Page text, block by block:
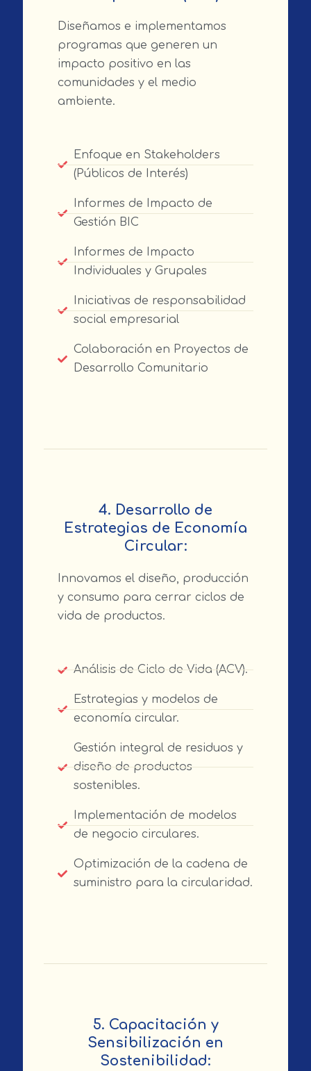
Diseñamos e implementamos
programas que generen un
impacto positivo en las
comunidades y el medio
ambiente.
Enfoque en Stakeholders
(Públicos de Interés)
Informes de Impacto de
Gestión BIC
Informes de Impacto
Individuales y Grupales
Iniciativas de responsabilidad
social empresarial
Colaboración en Proyectos de
Desarrollo Comunitario
4. Desarrollo de
Estrategias de Economía
Circular:
Innovamos el diseño, producción
y consumo para cerrar ciclos de
vida de productos.
Análisis de Ciclo de Vida (ACV).
Estrategias y modelos de
economía circular.
Gestión integral de residuos y
diseño de productos
sostenibles.
Implementación de modelos
de negocio circulares.
Optimización de la cadena de
suministro para la circularidad.
5. Capacitación y
Sensibilización en
Sostenibilidad: